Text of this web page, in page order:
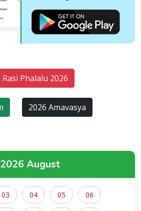
Rasi Phalalu 2026
2026 Amavasya
August
03 04 05 06